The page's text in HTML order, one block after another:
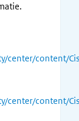
center/content/
center/content/